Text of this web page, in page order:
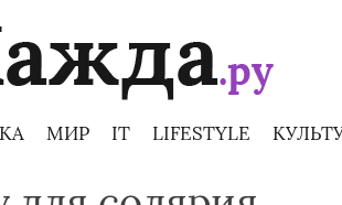
МИР IT LIFESTYLE